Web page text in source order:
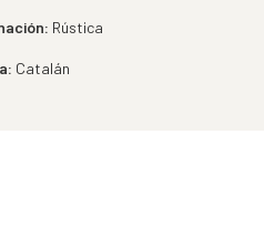
Rústica
Catalán